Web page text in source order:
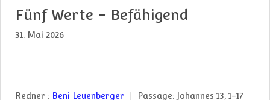
Fünf Werte – Befähigend
31. Mai 2026
Redner : Beni Leuenberger Passage: Johannes 13, 1-17